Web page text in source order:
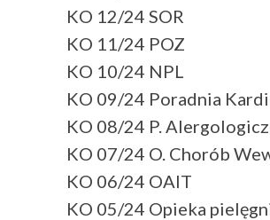
KO 12/24 SOR
KO 11/24 POZ
KO 10/24 NPL
KO 09/24 Poradnia
KO 08/24 P.
KO 07/24 O. Chorób
KO 06/24 OAIT
KO 05/24 Opieka